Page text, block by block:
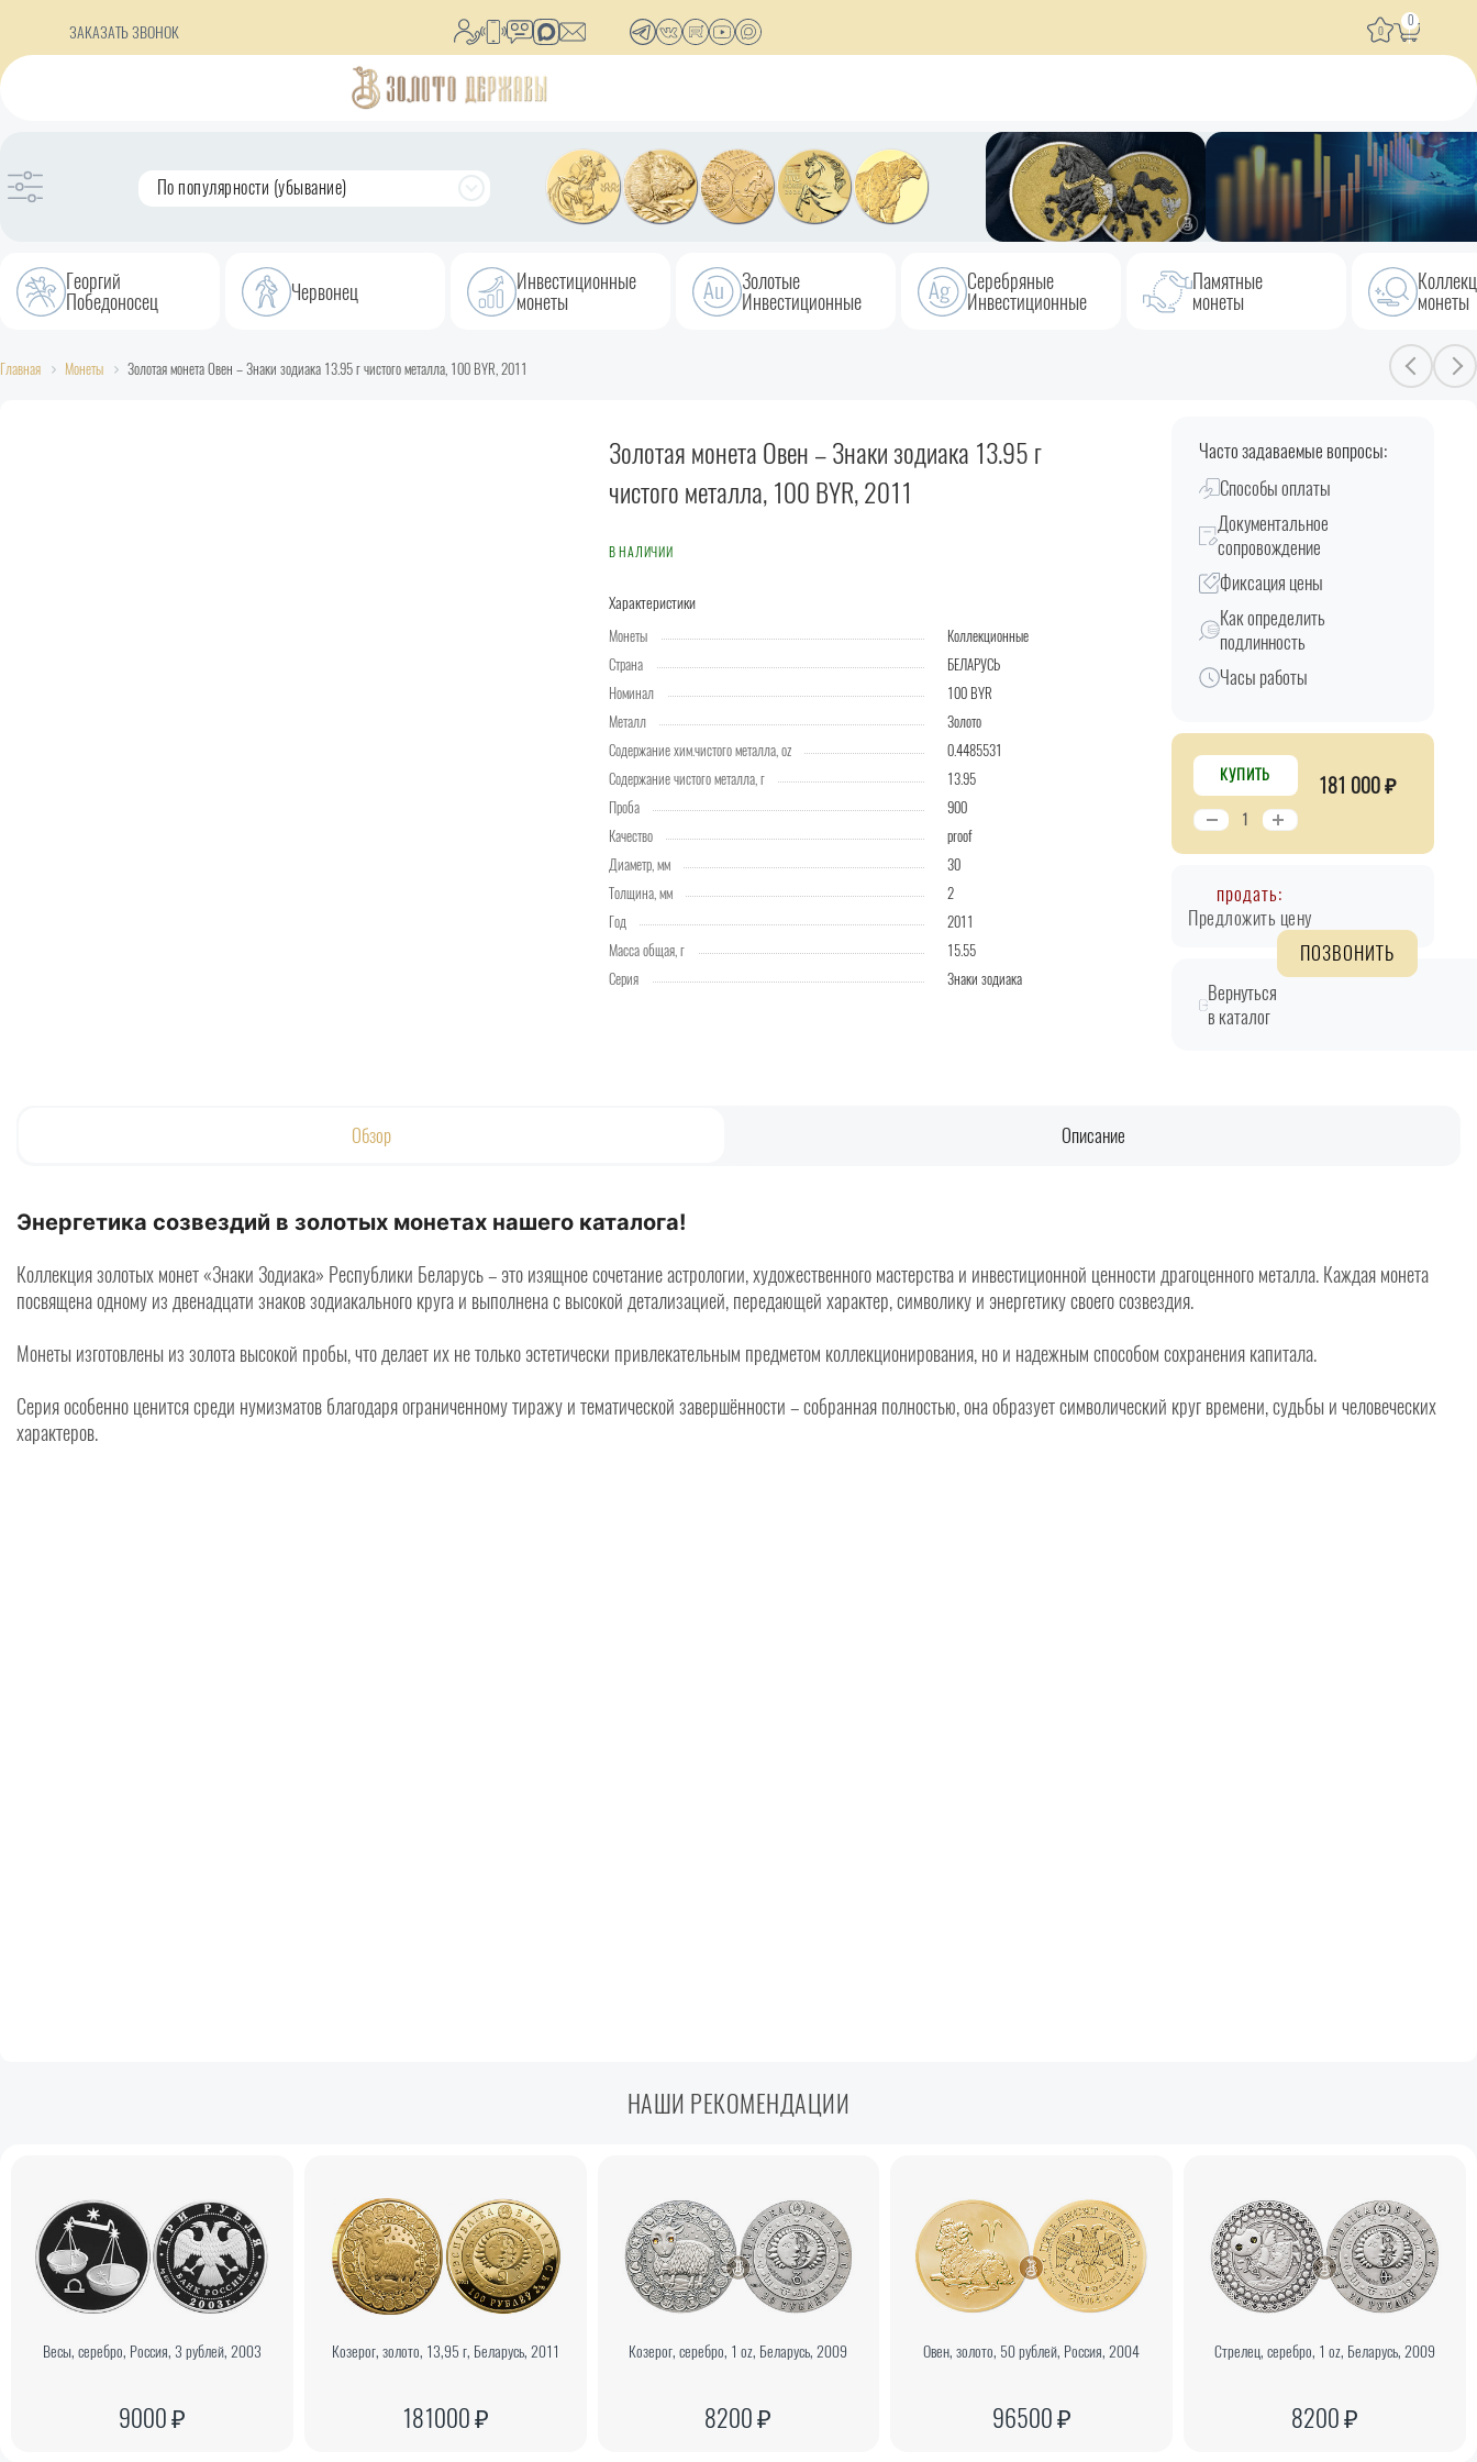
ЗАКАЗАТЬ ЗВОНОК 0
0
По популярности (убывание)
Георгий
Победоносец Червонец Инвестиционные
монеты
Золотые
Инвестиционные
Серебряные
Инвестиционные
Памятные
монеты монеты
Главная Монеты Золотая монета Овен – Знаки зодиака 13.95 г чистого металла, 100 BYR, 2011
Золотая монета Овен – Знаки зодиака 13.95 г
чистого металла, 100 BYR, 2011
В НАЛИЧИИ
Характеристики
Монеты
Коллекционные
Страна
БЕЛАРУСЬ
Номинал
100 BYR
Металл
Золото
Содержание хим.чистого металла, oz
0.4485531
Содержание чистого металла, г
13.95
Проба
900
Качество
proof
Диаметр, мм
30
Толщина, мм
2
Год
2011
Масса общая, г
15.55
Серия
Знаки зодиака
Часто задаваемые вопросы:
Способы оплаты
Документальное
сопровождение
Фиксация цены
Как определить
подлинность
Часы работы
КУПИТЬ 181 000 ₽
продать:
Предложить цену
ПОЗВОНИТЬ
Вернуться
в каталог
Обзор Описание
Энергетика созвездий в золотых монетах нашего каталога!
Коллекция золотых монет «Знаки Зодиака» Республики Беларусь – это изящное сочетание астрологии, художественного мастерства и инвестиционной ценности драгоценного металла. Каждая монета
посвящена одному из двенадцати знаков зодиакального круга и выполнена с высокой детализацией, передающей характер, символику и энергетику своего созвездия.
Монеты изготовлены из золота высокой пробы, что делает их не только эстетически привлекательным предметом коллекционирования, но и надежным способом сохранения капитала.
Серия особенно ценится среди нумизматов благодаря ограниченному тиражу и тематической завершённости – собранная полностью, она образует символический круг времени, судьбы и человеческих
характеров.
НАШИ РЕКОМЕНДАЦИИ
Весы, серебро, Россия, 3 рублей, 2003
9000 ₽
Козерог, золото, 13,95 г, Беларусь, 2011
181000 ₽
Козерог, серебро, 1 oz, Беларусь, 2009
8200 ₽
Овен, золото, 50 рублей, Россия, 2004
96500 ₽
Стрелец, серебро, 1 oz, Беларусь, 2009
8200 ₽